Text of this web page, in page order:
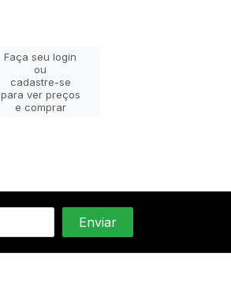
Faça seu login
ou
cadastre-se
para ver preços
e comprar